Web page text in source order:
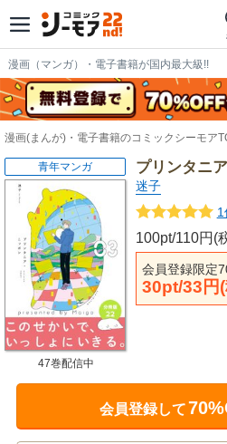
漫画（マンガ）・電子書籍が国内最大級!!
漫画(まんが)・電子書籍のコミックシーモア
プリンタニ
迷子
1
100pt/110円(
会員登録限定
30pt/33円
青年マンガ
47巻配信中
会員登録して